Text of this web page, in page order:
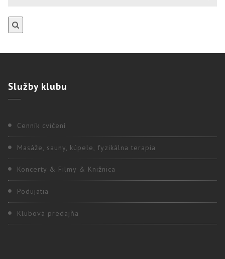
Službyklubu
Cenník cvičení
Masáže, sauny, kúpele, fyzikálna terapia
Koncerty & Filmy & Knižnica
Podujatia
Klubová predajňa